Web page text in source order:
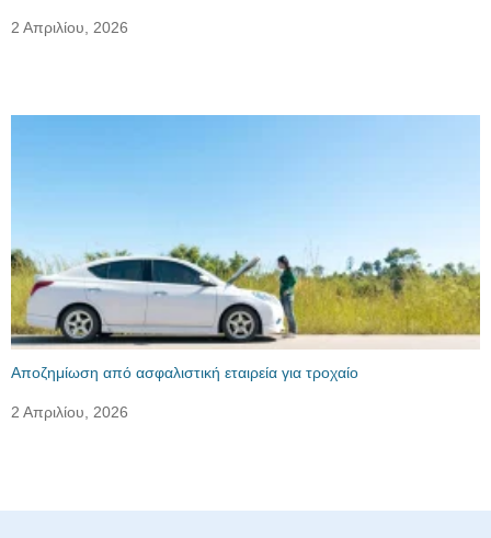
2 Απριλίου, 2026
Αποζημίωση από ασφαλιστική εταιρεία για τροχαίο
2 Απριλίου, 2026